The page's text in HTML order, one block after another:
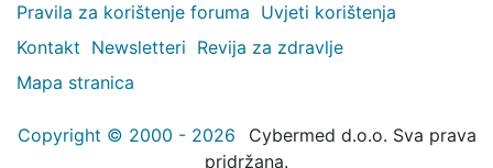
Pravila za korištenje foruma Uvjeti korištenja
Kontakt Newsletteri Revija za zdravlje
Mapa stranica
Copyright © 2000 - 2026
Cybermed d.o.o. Sva prava
pridržana.